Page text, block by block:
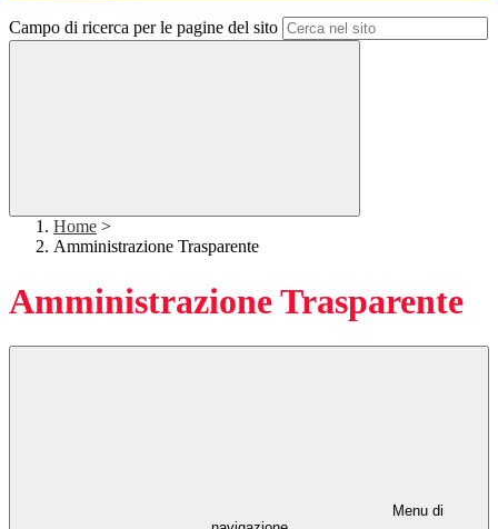
Campo di ricerca per le pagine del sito
Home >
Amministrazione Trasparente
Amministrazione Trasparente
Menu di